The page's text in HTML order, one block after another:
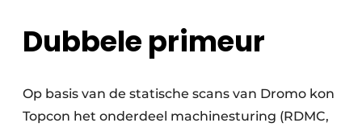
Dubbele primeur
Op basis van de statische scans van Dromo kon
Topcon het onderdeel machinesturing (RDMC,